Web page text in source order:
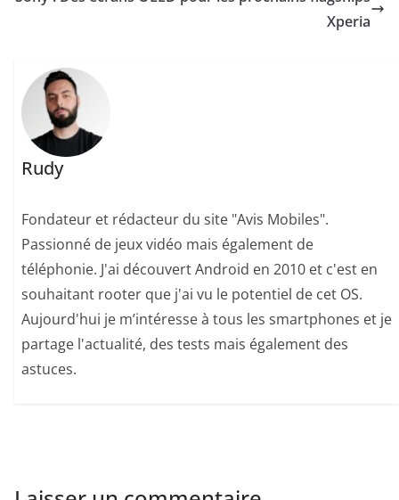
Xperia
Rudy
Fondateur et rédacteur du site "Avis Mobiles".
Passionné de jeux vidéo mais également de
téléphonie. J'ai découvert Android en 2010 et c'est en
souhaitant rooter que j'ai vu le potentiel de cet OS.
Aujourd'hui je m’intéresse à tous les smartphones et je
partage l'actualité, des tests mais également des
astuces.